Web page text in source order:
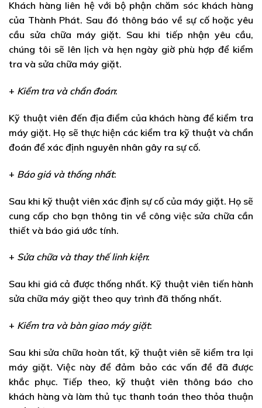
Khách hàng liên hệ với bộ phận chăm sóc khách hàng
của Thành Phát. Sau đó thông báo về sự cố hoặc yêu
cầu sửa chữa máy giặt. Sau khi tiếp nhận yêu cầu,
chúng tôi sẽ lên lịch và hẹn ngày giờ phù hợp để kiểm
tra và sửa chữa máy giặt.
+ Kiểm tra và chẩn đoán:
Kỹ thuật viên đến địa điểm của khách hàng để kiểm tra
máy giặt. Họ sẽ thực hiện các kiểm tra kỹ thuật và chẩn
đoán để xác định nguyên nhân gây ra sự cố.
+ Báo giá và thống nhất:
Sau khi kỹ thuật viên xác định sự cố của máy giặt. Họ sẽ
cung cấp cho bạn thông tin về công việc sửa chữa cần
thiết và báo giá ước tính.
+ Sửa chữa và thay thế linh kiện:
Sau khi giá cả được thống nhất. Kỹ thuật viên tiến hành
sửa chữa máy giặt theo quy trình đã thống nhất.
+ Kiểm tra và bàn giao máy giặt:
Sau khi sửa chữa hoàn tất, kỹ thuật viên sẽ kiểm tra lại
máy giặt. Việc này để đảm bảo các vấn đề đã được
khắc phục. Tiếp theo, kỹ thuật viên thông báo cho
khách hàng và làm thủ tục thanh toán theo thỏa thuận